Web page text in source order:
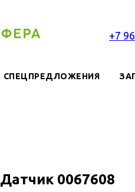
+7
СПЕЦПРЕДЛОЖЕНИЯ
Датчик 0067608